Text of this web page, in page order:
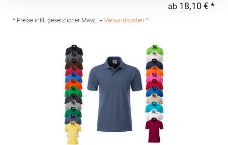
Kingsfordweg 151 1043GR Amsterdam Niederlande E-Mail:
marketing@henbury.com
ab 18,10 € *
* Preise inkl. gesetzlicher Mwst. + Versandkosten *